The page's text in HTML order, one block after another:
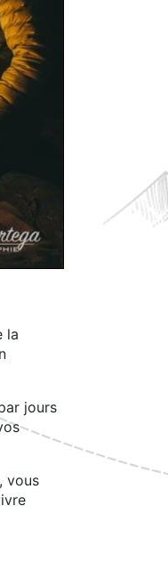
la
jours
vous